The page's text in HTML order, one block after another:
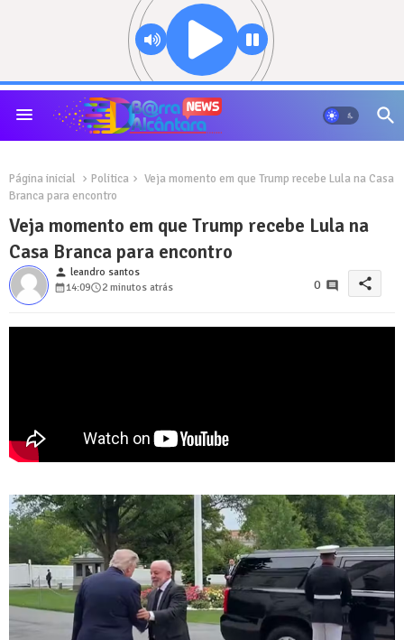
Página inicial Politica
Veja momento em que Trump recebe Lula na Casa
Branca para encontro
Veja momento em que Trump recebe Lula na
Casa Branca para encontro
person leandro santos
14:09
2 minutos atrás 0 share